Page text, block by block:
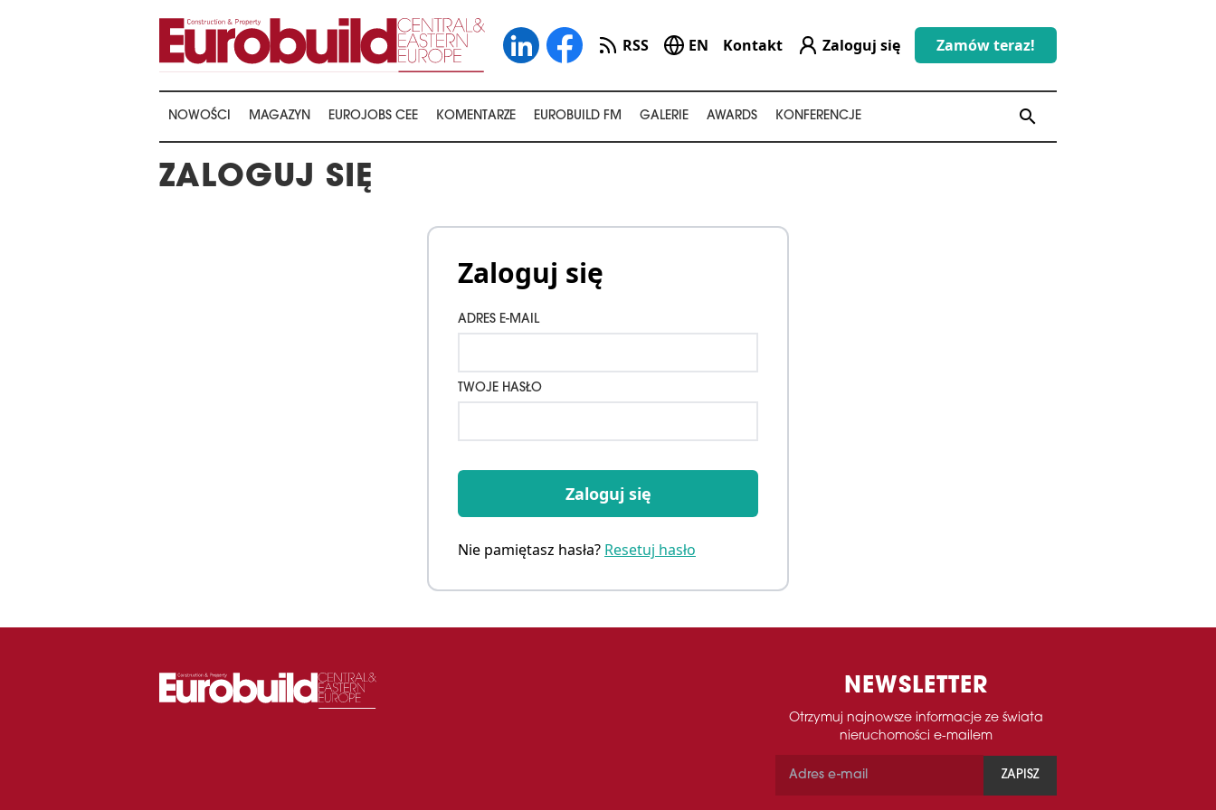
RSS EN Kontakt Zaloguj się Zamów teraz!
NOWOŚCI MAGAZYN EUROJOBS CEE KOMENTARZE EUROBUILD FM GALERIE AWARDS KONFERENCJE search
ZALOGUJ SIĘ
Zaloguj się
ADRES E-MAIL
TWOJE HASŁO
Zaloguj się
Nie pamiętasz hasła? Resetuj hasło
NEWSLETTER
Otrzymuj najnowsze informacje ze świata
nieruchomości e-mailem
ZAPISZ